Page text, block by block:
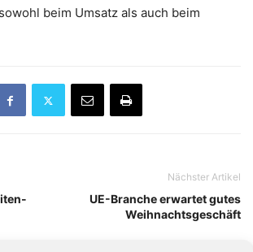
beim Umsatz als auch beim
Nächster Artikel
UE-Branche erwartet gutes
Weihnachtsgeschäft